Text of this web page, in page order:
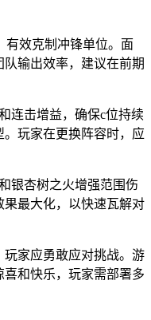
有效克制冲锋单位。面
输出效率，建议在前期
连击增益，确保c位持续
玩家在更换阵容时，应
银杏树之火增强范围伤
最大化，以快速瓦解对
家应勇敢应对挑战。游
和快乐，玩家需部署多